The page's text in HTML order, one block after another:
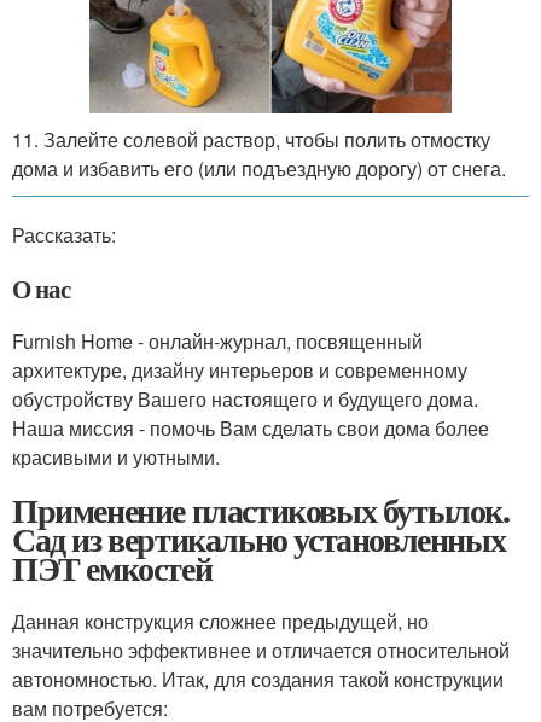
11. Залейте солевой раствор, чтобы полить отмостку
дома и избавить его (или подъездную дорогу) от снега.
Рассказать:
О нас
Furnish Home - онлайн-журнал, посвященный
архитектуре, дизайну интерьеров и современному
обустройству Вашего настоящего и будущего дома.
Наша миссия - помочь Вам сделать свои дома более
красивыми и уютными.
Применение пластиковых бутылок.
Сад из вертикально установленных
ПЭТ емкостей
Данная конструкция сложнее предыдущей, но
значительно эффективнее и отличается относительной
автономностью. Итак, для создания такой конструкции
вам потребуется: